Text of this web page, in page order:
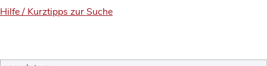
Hilfe / Kurztipps zur Suche